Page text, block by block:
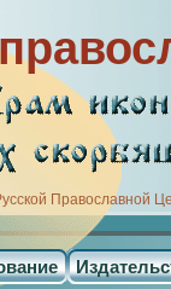
Православной